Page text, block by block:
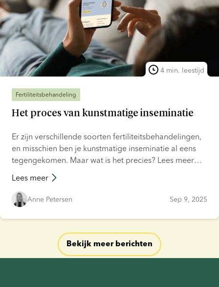
4 min. leestijd
Fertiliteitsbehandeling
Het proces van kunstmatige inseminatie
Er zijn verschillende soorten fertiliteitsbehandelingen,
en misschien ben je kunstmatige inseminatie al eens
tegengekomen. Maar wat is het precies? Lees meer
over dit behandelingstype in deze blogpost.
Lees meer
Anne Petersen Sep 9, 2025
Bekijk meer berichten